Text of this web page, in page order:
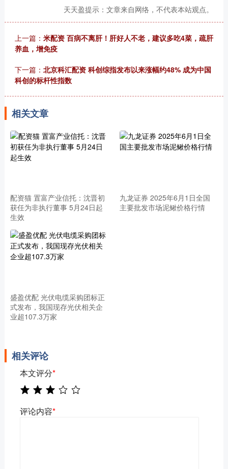
天天盈提示：文章来自网络，不代表本站观点。
上一篇： 米配资 百病不离肝！肝好人不老，建议多吃4菜，疏肝
养血，增免疫
下一篇： 北京科汇配资 科创综指发布以来涨幅约48% 成为中国
科创的标杆性指数
相关文章
配资猫 置富产业信托：沈晋初
获任为非执行董事 5月24日起
生效
九龙证券 2025年6月1日全国
主要批发市场泥鳅价格行情
盛盈优配 光伏电缆采购团标正
式发布，我国现存光伏相关企
业超107.3万家
相关评论
本文评分*
评论内容*